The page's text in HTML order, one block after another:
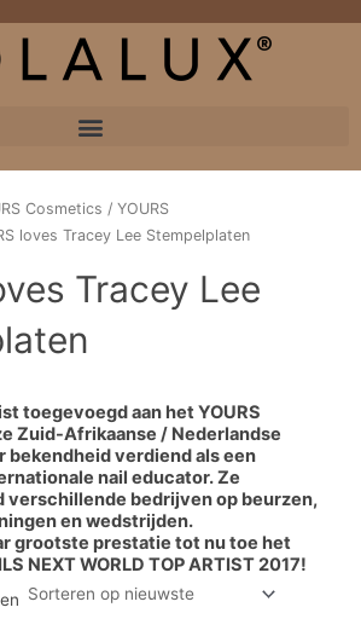
Cosmetics / YOURS
loves Tracey Lee Stempelplaten
Tracey Lee
toegevoegd aan het YOURS
Zuid-Afrikaanse / Nederlandse
bekendheid verdiend als een
nail educator. Ze
bedrijven op beurzen,
en wedstrijden.
grootste prestatie tot nu toe het
NEXT WORLD TOP ARTIST 2017!